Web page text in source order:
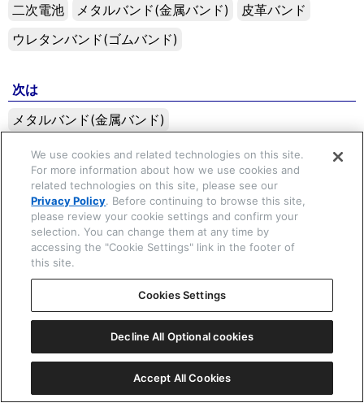
二次電池
メタルバンド(金属バンド)
皮革バンド
ウレタンバンド(ゴムバンド)
次は
メタルバンド(金属バンド)
Copyright © 2026 CITIZEN WATCH Co. Ltd. All rights reserved.
We use cookies and related technologies on this site.
For more information about how we use cookies and
related technologies on this site, please see our
Privacy Policy. Before continuing to browse this site,
please review your cookie settings and confirm your
selection. You can change them at any time by
accessing the "Cookie Settings" link in the footer of
this site.
Cookies Settings
Decline All Optional cookies
Accept All Cookies